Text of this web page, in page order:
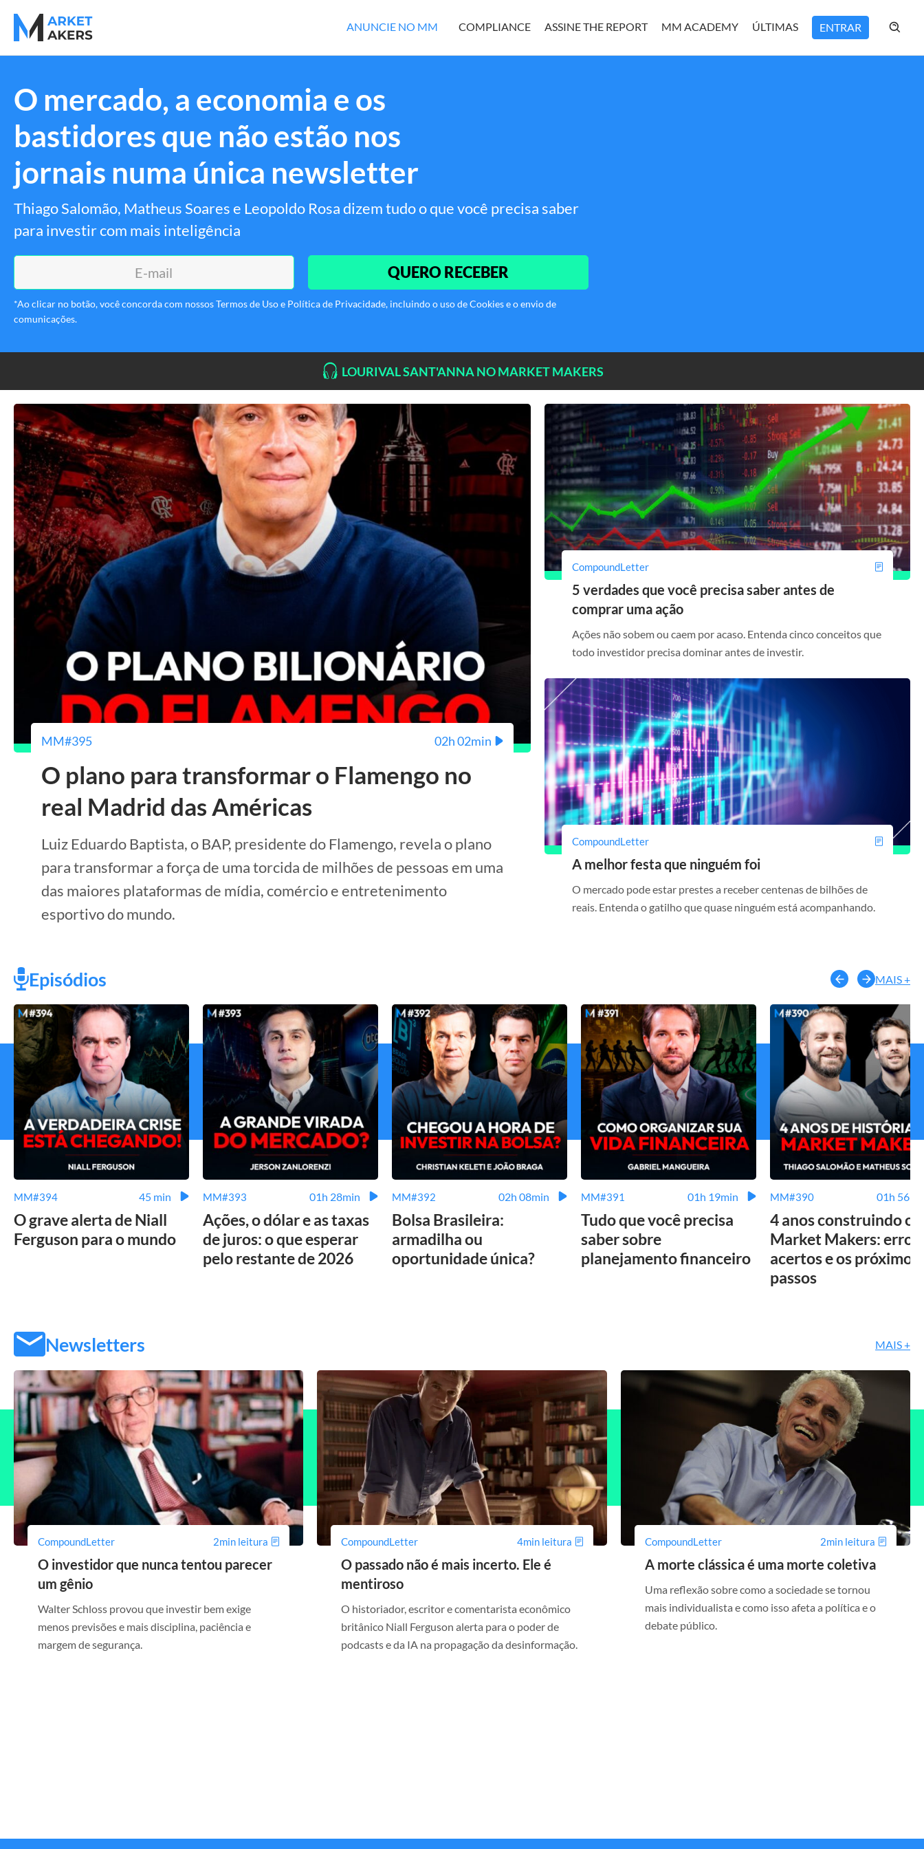
ANUNCIE NO MM COMPLIANCE ASSINE THE REPORT MM ACADEMY ÚLTIMAS ENTRAR
O mercado, a economia e os
bastidores que não estão nos
jornais numa única newsletter
Thiago Salomão, Matheus Soares e Leopoldo Rosa dizem tudo o que você precisa saber
para investir com mais inteligência
QUERO RECEBER
*Ao clicar no botão, você concorda com nossos Termos de Uso e Política de Privacidade, incluindo o uso de Cookies e o envio de
comunicações.
LOURIVAL SANT'ANNA NO MARKET MAKERS
MM#395 02h 02min
O plano para transformar o Flamengo no
real Madrid das Américas
Luiz Eduardo Baptista, o BAP, presidente do Flamengo, revela o plano
para transformar a força de uma torcida de milhões de pessoas em uma
das maiores plataformas de mídia, comércio e entretenimento
esportivo do mundo.
CompoundLetter
5 verdades que você precisa saber antes de
comprar uma ação
Ações não sobem ou caem por acaso. Entenda cinco conceitos que
todo investidor precisa dominar antes de investir.
CompoundLetter
A melhor festa que ninguém foi
O mercado pode estar prestes a receber centenas de bilhões de
reais. Entenda o gatilho que quase ninguém está acompanhando.
Episódios MAIS +
MM#394 45 min
O grave alerta de Niall
Ferguson para o mundo
MM#393 01h 28min
Ações, o dólar e as taxas
de juros: o que esperar
pelo restante de 2026
MM#392 02h 08min
Bolsa Brasileira:
armadilha ou
oportunidade única?
MM#391 01h 19min
Tudo que você precisa
saber sobre
planejamento financeiro
MM#390 01h
4 anos construindo o
Market Makers: erros,
acertos e os próximos
passos
Newsletters MAIS +
CompoundLetter 2min leitura
O investidor que nunca tentou parecer
um gênio
Walter Schloss provou que investir bem exige
menos previsões e mais disciplina, paciência e
margem de segurança.
CompoundLetter 4min leitura
O passado não é mais incerto. Ele é
mentiroso
O historiador, escritor e comentarista econômico
britânico Niall Ferguson alerta para o poder de
podcasts e da IA na propagação da desinformação.
CompoundLetter 2min leitura
A morte clássica é uma morte coletiva
Uma reflexão sobre como a sociedade se tornou
mais individualista e como isso afeta a política e o
debate público.